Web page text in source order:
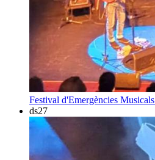
Festival d'Emergències Musicals
ds27